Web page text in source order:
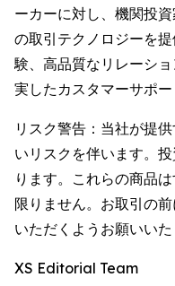
ーカーに対し、機関投
の取引テクノロジーを
験、高品質なリレーシ
実したカスタマーサポー
リスク警告：当社が提
いリスクを伴います。
ります。これらの商品
限りません。お取引の
いただくようお願いいた
XS Editorial Team